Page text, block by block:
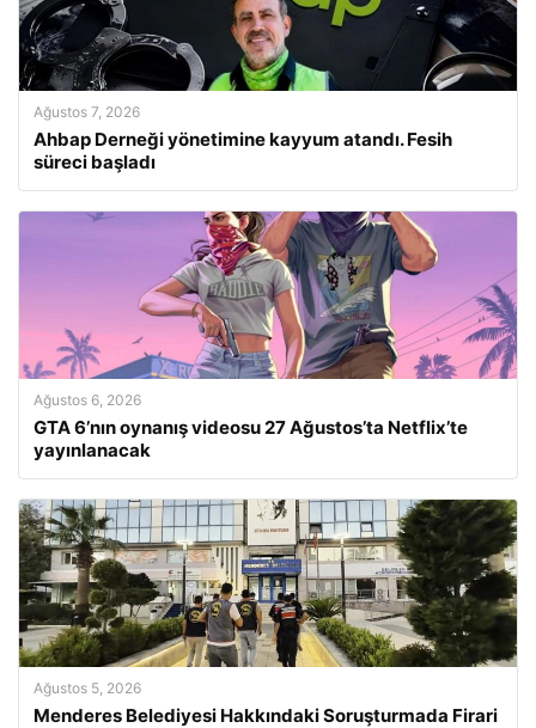
Ağustos 7, 2026
Ahbap Derneği yönetimine kayyum atandı. Fesih
süreci başladı
Ağustos 6, 2026
GTA 6’nın oynanış videosu 27 Ağustos’ta Netflix’te
yayınlanacak
Ağustos 5, 2026
Menderes Belediyesi Hakkındaki Soruşturmada Firari